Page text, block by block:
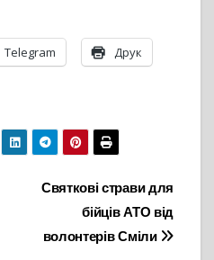
Telegram Друк
Святкові страви для
бійців АТО від
волонтерів Сміли